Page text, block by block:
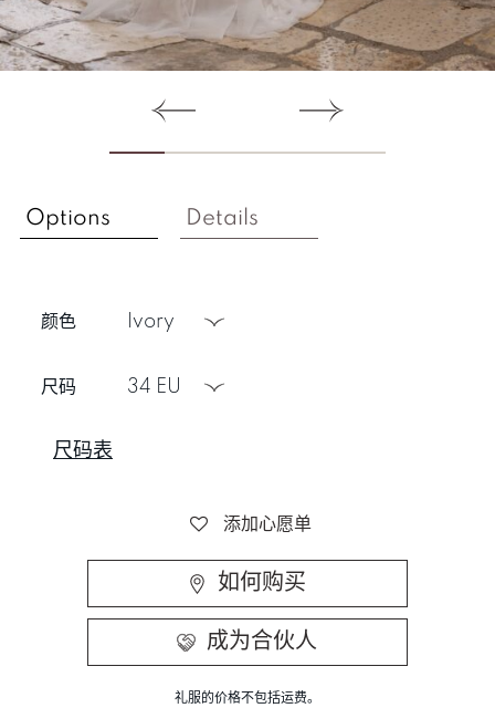
Options Details
颜色 ivory
尺码 34 EU
尺码表
添加心愿单
如何购买
成为合伙人
礼服的价格不包括运费。